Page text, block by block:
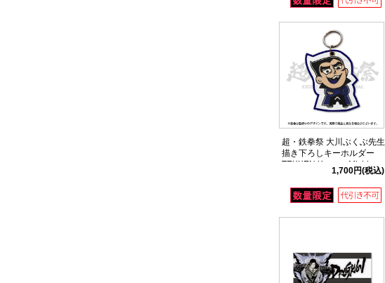
超・鉄拳祭 大川ぶくぶ先生
描き下ろしキーホルダー
TEKKEN Kazuya Mishima
1,700円(税込)